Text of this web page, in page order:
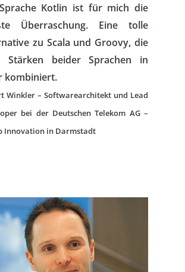
Kotlin ist für mich die
Überraschung. Eine tolle
zu Scala und Groovy, die
Stärken beider Sprachen in
kombiniert.
Winkler – Softwarearchitekt und Lead
bei der Deutschen Telekom AG –
Innovation in Darmstadt